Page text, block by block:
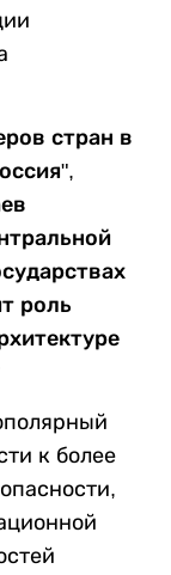
стран в
роль
к более